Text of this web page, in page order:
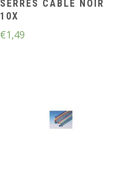
SERRES CABLE NOIR
10X
€1,49